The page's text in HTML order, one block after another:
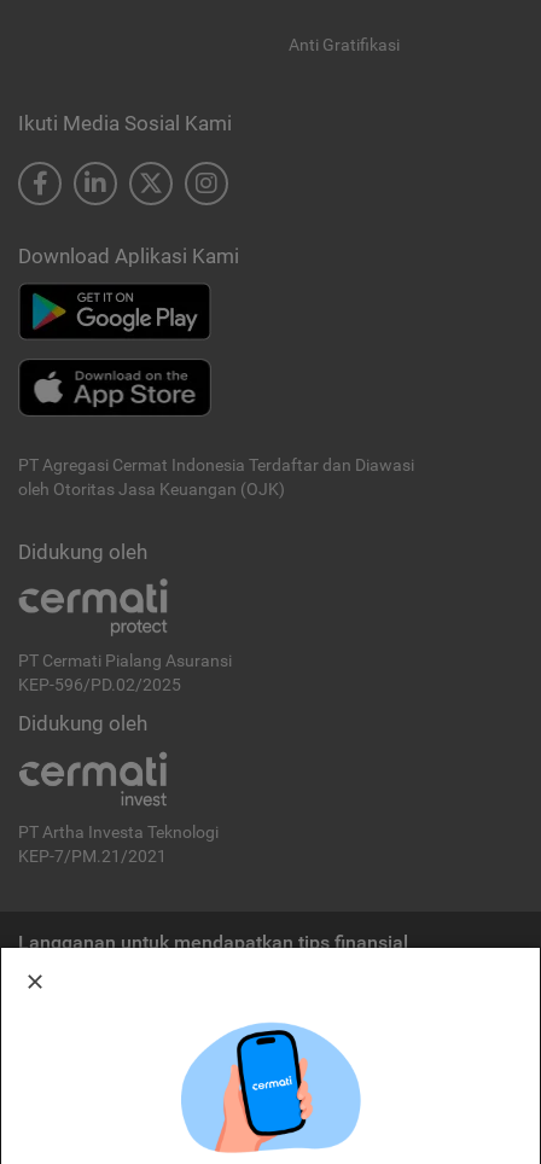
Anti Gratifikasi
Ikuti Media Sosial Kami
Download Aplikasi Kami
PT Agregasi Cermat Indonesia Terdaftar dan Diawasi
oleh Otoritas Jasa Keuangan (OJK)
Didukung oleh
PT Cermati Pialang Asuransi
KEP-596/PD.02/2025
Didukung oleh
PT Artha Investa Teknologi
KEP-7/PM.21/2021
Langganan untuk mendapatkan tips finansial
Cermati merupakan penyelenggara agregasi jasa keuangan yang terdaftar di
OJK. Oleh karena itu, produk dan/atau layanan jasa keuangan yang
ditawarkan bukan merupakan produk dan/atau layanan jasa keuangan yang
diterbitkan oleh Cermati dan Cermati tidak bertanggung jawab atas tuntutan